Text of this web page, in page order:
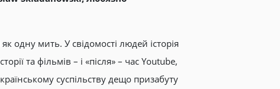
одну мить. У свідомості людей історія
та фільмів – і «після» – час Youtube,
суспільству дещо призабуту